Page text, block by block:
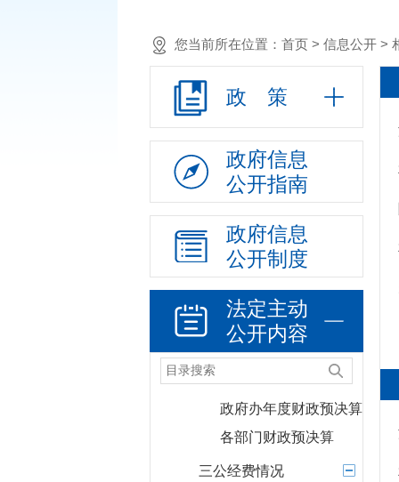
您当前所在位置： 首页 > 信息公开 >
政 策
政府信息
公开指南
政府信息
公开制度
法定主动
公开内容
分解、执行及落实情况
和执行效果评估
审计公开
经济和社会发展统
计信息
建议提案办理
政府领导
政府机构
人事信息
财政资金
年度财政预决算
政府年度财政预决算
政府办年度财政预决算
各部门财政预决算
三公经费情况